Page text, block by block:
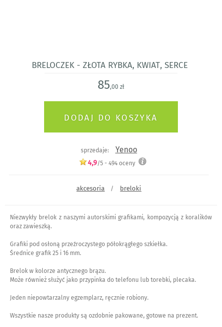
Breloczek - Złota rybka, kwiat, serce
85,00 zł
sprzedaje: Yenoo
4,9/5 - 494oceny
akcesoria / breloki
Niezwykły brelok z naszymi autorskimi grafikami, kompozycją z koralików
oraz zawieszką.
Grafiki pod osłoną przeźroczystego półokrągłego szkiełka.
Średnice grafik 25 i 16 mm.
Brelok w kolorze antycznego brązu.
Może również służyć jako przypinka do telefonu lub torebki, plecaka.
Jeden niepowtarzalny egzemplarz, ręcznie robiony.
Wszystkie nasze produkty są ozdobnie pakowane, gotowe na prezent.